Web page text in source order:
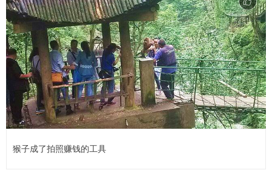
猴子成了拍照赚钱的工具